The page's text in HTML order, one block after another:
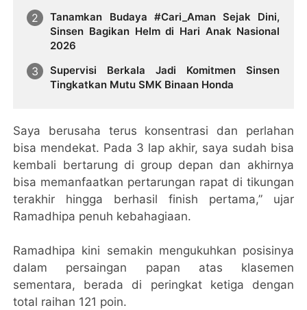
Tanamkan Budaya #Cari_Aman Sejak Dini,
Sinsen Bagikan Helm di Hari Anak Nasional
2026
Supervisi Berkala Jadi Komitmen Sinsen
Tingkatkan Mutu SMK Binaan Honda
Saya berusaha terus konsentrasi dan perlahan
bisa mendekat. Pada 3 lap akhir, saya sudah bisa
kembali bertarung di group depan dan akhirnya
bisa memanfaatkan pertarungan rapat di tikungan
terakhir hingga berhasil finish pertama,” ujar
Ramadhipa penuh kebahagiaan.
Ramadhipa kini semakin mengukuhkan posisinya
dalam persaingan papan atas klasemen
sementara, berada di peringkat ketiga dengan
total raihan 121 poin.